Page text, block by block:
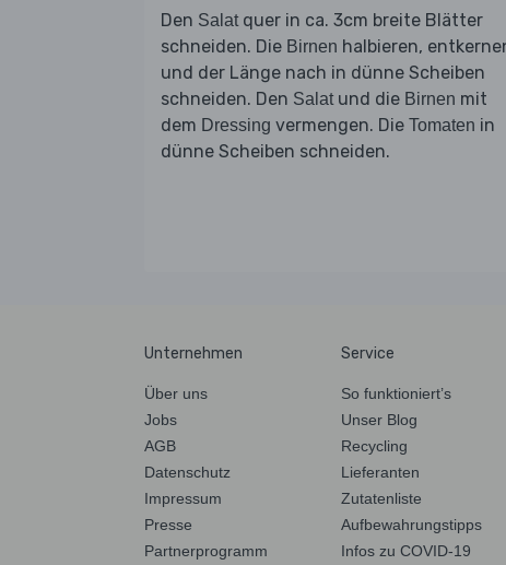
Den Salat quer in ca. 3cm breite Blätter
schneiden. Die Birnen halbieren,
und der Länge nach in dünne Scheiben
schneiden. Den Salat und die Birnen mit
dem Dressing vermengen. Die Tomaten in
dünne Scheiben schneiden.
Unternehmen
Über uns
Jobs
AGB
Datenschutz
Impressum
Presse
Partnerprogramm
Service
So funktioniert’s
Unser Blog
Recycling
Lieferanten
Zutatenliste
Aufbewahrungstipps
Infos zu COVID-19